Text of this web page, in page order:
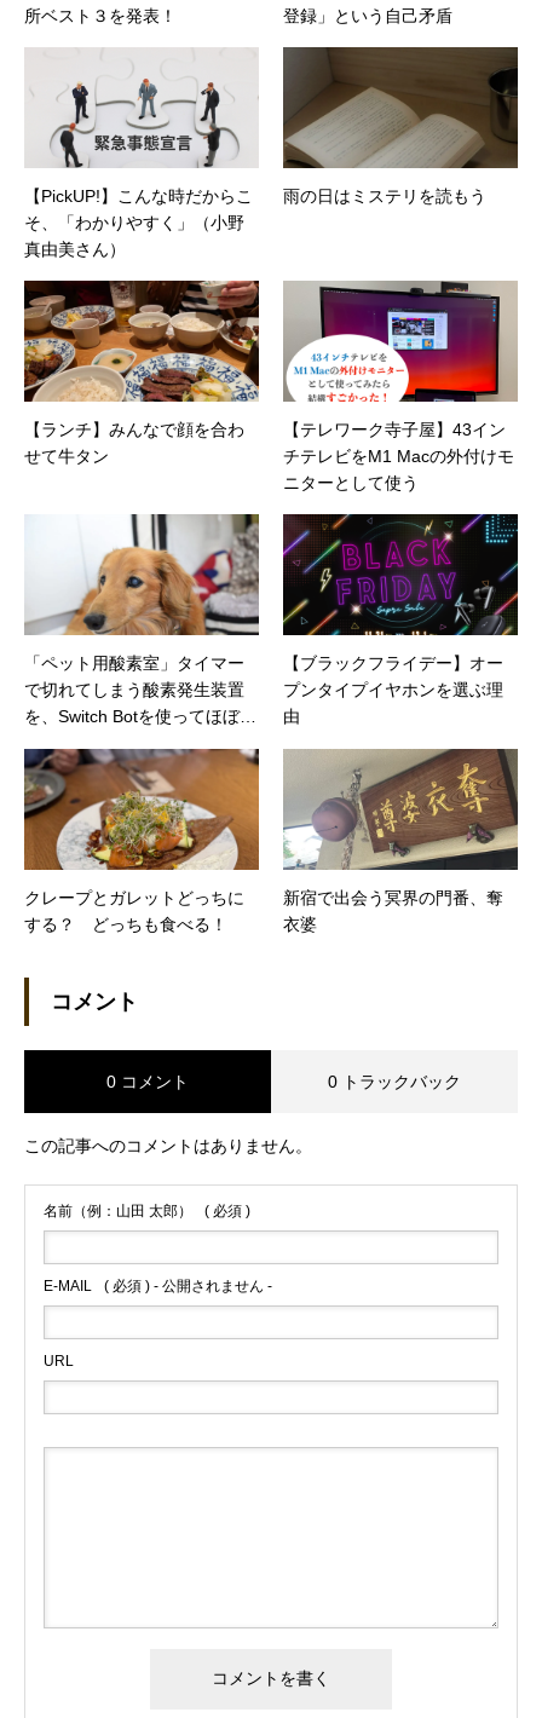
所ベスト３を発表！
登録」という自己矛盾
【PickUP!】こんな時だからこ
そ、「わかりやすく」（小野
真由美さん）
雨の日はミステリを読もう
【ランチ】みんなで顔を合わ
せて牛タン
【テレワーク寺子屋】43イン
チテレビをM1 Macの外付けモ
ニターとして使う
「ペット用酸素室」タイマー
で切れてしまう酸素発生装置
を、Switch Botを使ってほぼ稼
【ブラックフライデー】オー
プンタイプイヤホンを選ぶ理
由
クレープとガレットどっちに
する？ どっちも食べる！
新宿で出会う冥界の門番、奪
衣婆
コメント
0 コメント 0 トラックバック
この記事へのコメントはありません。
名前（例：山田 太郎） ( 必須 )
E-MAIL ( 必須 ) - 公開されません -
URL